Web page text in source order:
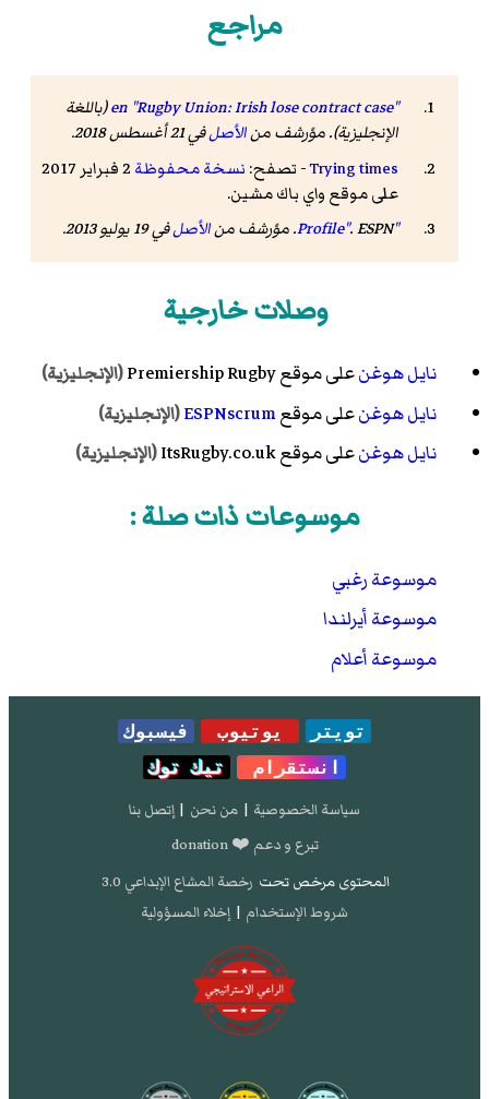
مراجع
"Rugby Union: Irish lose contract case"
en(باللغة
الإنجليزية). مؤرشف منالأصلفي 21 أغسطس 2018
.
Trying times- تصفح: نسخة محفوظة
2 فبراير 2017
على موقع واي باك مشين.
"Profile"
.ESPN . مؤرشف منالأصلفي 19 يوليو 2013 .
وصلات خارجية
نايل هوغنعلى موقعPremiership Rugby(الإنجليزية)
نايل هوغنعلى موقعESPNscrum(الإنجليزية)
نايل هوغنعلى موقع ItsRugby.co.uk (الإنجليزية)
موسوعات ذات صلة :
موسوعة رغبي
موسوعة أيرلندا
موسوعة أعلام
تويتر يوتيوب
فيسبوك
انستقرام
تيك توك
سياسة الخصوصية | من نحن | إتصل بنا
تبرع و دعم ❤️ donation
المحتوى مرخص تحت رخصة المشاع الإبداعي 3.0
شروط الإستخدام | إخلاء المسؤولية